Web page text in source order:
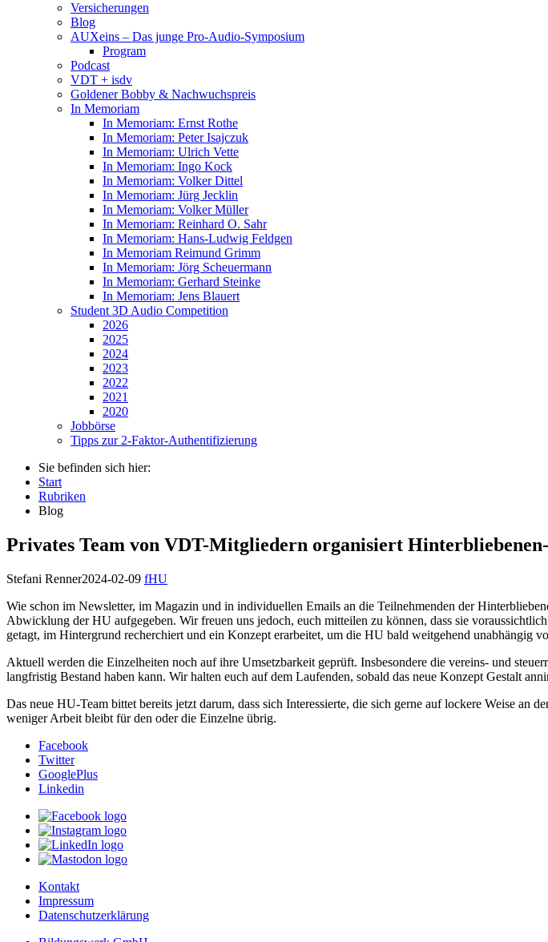
Versicherungen
Blog
AUXeins – Das junge Pro-Audio-Symposium
Program
Podcast
VDT + isdv
Goldener Bobby & Nachwuchspreis
In Memoriam
In Memoriam: Ernst Rothe
In Memoriam: Peter Isajczuk
In Memoriam: Ulrich Vette
In Memoriam: Ingo Kock
In Memoriam: Volker Dittel
In Memoriam: Jürg Jecklin
In Memoriam: Volker Müller
In Memoriam: Reinhard O. Sahr
In Memoriam: Hans-Ludwig Feldgen
In Memoriam Reimund Grimm
In Memoriam: Jörg Scheuermann
In Memoriam: Gerhard Steinke
In Memoriam: Jens Blauert
Student 3D Audio Competition
2026
2025
2024
2023
2022
2021
2020
Jobbörse
Tipps zur 2-Faktor-Authentifizierung
Sie befinden sich hier:
Start
Rubriken
Blog
Privates Team von VDT-Mitgliedern organisiert
Stefani Renner2024-02-09 fHU
Wie schon im Newsletter, im Magazin und in individuellen Emails an die Teilnehmenden der
Abwicklung der HU aufgegeben. Wir freuen uns jedoch, euch mitteilen zu können, dass sie
getagt, im Hintergrund recherchiert und ein Konzept erarbeitet, um die HU bald weitgehend unabhängig
Aktuell werden die Einzelheiten noch auf ihre Umsetzbarkeit geprüft. Insbesondere die vereins- und
langfristig Bestand haben kann. Wir halten euch auf dem Laufenden, sobald das neue Konzept Gestalt
Das neue HU-Team bittet bereits jetzt darum, dass sich Interessierte, die sich gerne auf lockere Weise
weniger Arbeit bleibt für den oder die Einzelne übrig.
Facebook
Twitter
GooglePlus
Linkedin
Kontakt
Impressum
Datenschutzerklärung